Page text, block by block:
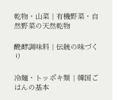
乾物・山菜｜有機野菜・自
然野菜の天然乾物
醗酵調味料｜伝統の味づく
り
冷麺・トッポキ類｜韓国ご
はんの基本